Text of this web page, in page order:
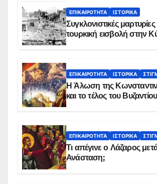
ΕΠΙΚΑΙΡΌΤΗΤΑ ΙΣΤΟΡΙΚΆ
Συγκλονιστικές
τουρκική εισβολή στην
ΕΠΙΚΑΙΡΌΤΗΤΑ ΙΣΤΟΡΙΚΆ
Η Άλωση της
και το τέλος του Βυζαντίου
ΕΠΙΚΑΙΡΌΤΗΤΑ ΙΣΤΟΡΙΚΆ
Τι απέγινε ο Λάζαρος
Ανάσταση;